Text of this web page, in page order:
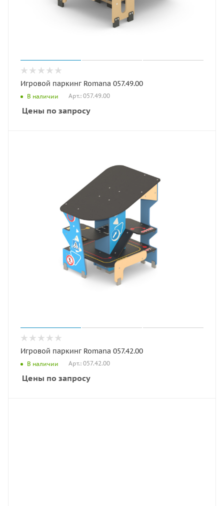
Игровой паркинг Romana 057.49.00
В наличии Арт.: 057.49.00
Цены по запросу
Игровой паркинг Romana 057.42.00
В наличии Арт.: 057.42.00
Цены по запросу